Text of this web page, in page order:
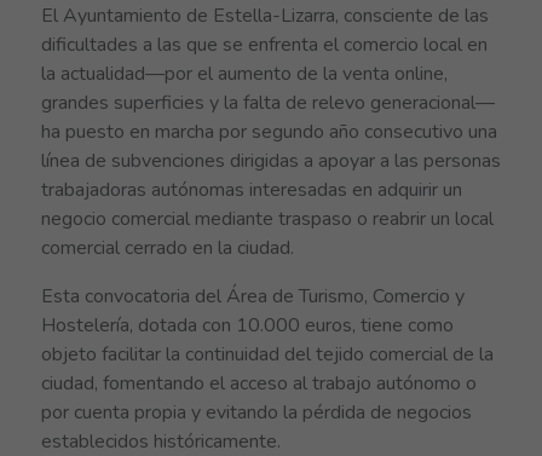
El Ayuntamiento de Estella-Lizarra, consciente de las
dificultades a las que se enfrenta el comercio local en
la actualidad—por el aumento de la venta online,
grandes superficies y la falta de relevo generacional—
ha puesto en marcha por segundo año consecutivo una
línea de subvenciones dirigidas a apoyar a las personas
trabajadoras autónomas interesadas en adquirir un
negocio comercial mediante traspaso o reabrir un local
comercial cerrado en la ciudad.
Esta convocatoria del Área de Turismo, Comercio y
Hostelería, dotada con 10.000 euros, tiene como
objeto facilitar la continuidad del tejido comercial de la
ciudad, fomentando el acceso al trabajo autónomo o
por cuenta propia y evitando la pérdida de negocios
establecidos históricamente.